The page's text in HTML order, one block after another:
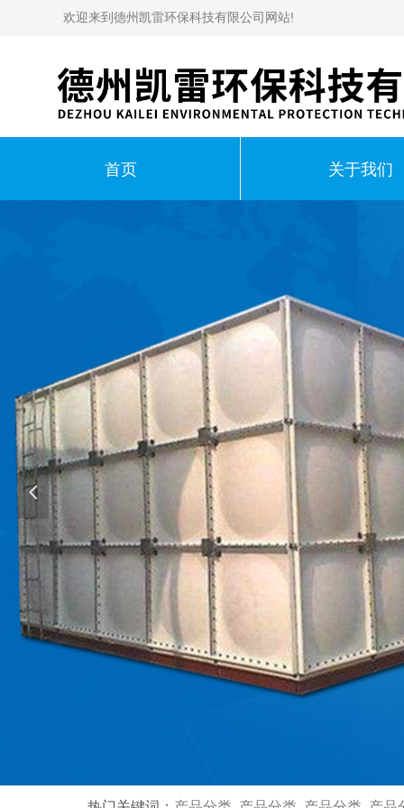
欢迎来到德州凯雷环保科技有限公司网站!
首页 关于我们
넳